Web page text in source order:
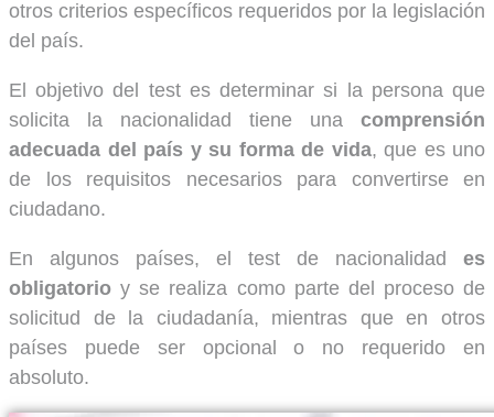
otros criterios específicos requeridos por la legislación
del país.
El objetivo del test es determinar si la persona que
solicita la nacionalidad tiene una comprensión
adecuada del país y su forma de vida, que es uno
de los requisitos necesarios para convertirse en
ciudadano.
En algunos países, el test de nacionalidad es
obligatorio y se realiza como parte del proceso de
solicitud de la ciudadanía, mientras que en otros
países puede ser opcional o no requerido en
absoluto.